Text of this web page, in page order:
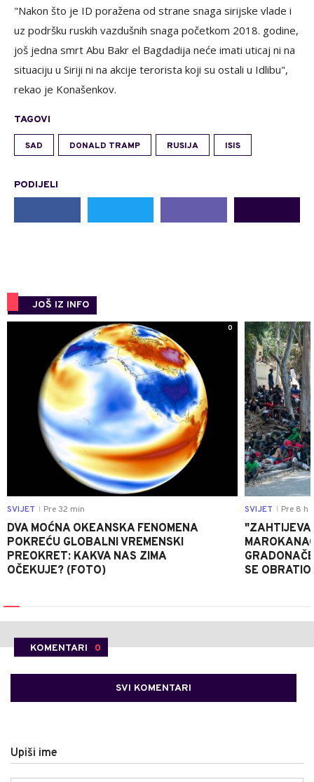
"Nakon što je ID poražena od strane snaga sirijske vlade i
uz podršku ruskih vazdušnih snaga početkom 2018. godine,
još jedna smrt Abu Bakr el Bagdadija neće imati uticaj ni na
situaciju u Siriji ni na akcije terorista koji su ostali u Idlibu",
rekao je Konašenkov.
TAGOVI
SAD DONALD TRAMP RUSIJA ISIS
PODIJELI
JOŠ IZ INFO
0
SVIJET Pre 32 min
DVA MOĆNA OKEANSKA FENOMENA
POKREĆU GLOBALNI VREMENSKI
PREOKRET: KAKVA NAS ZIMA
OČEKUJE? (FOTO)
SVIJET Pre 8 h
SE
KOMENTARI 0
SVI KOMENTARI
Upiši ime